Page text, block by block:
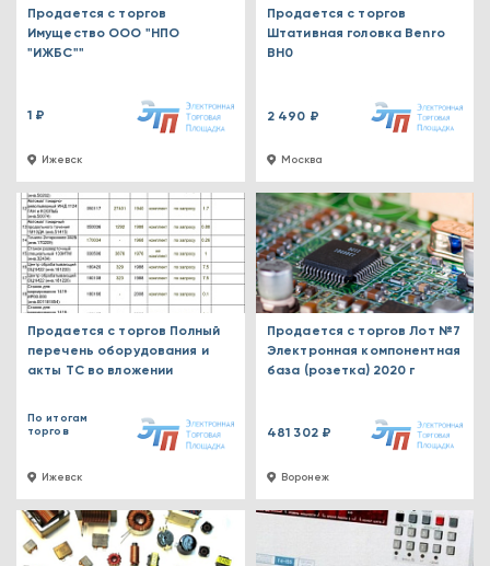
Ижевск
Продается с торгов
Имущество ООО "НПО
"ИЖБС""
1 ₽
Москва
Продается с торгов
Штативная головка Benro
BH0
2 490 ₽
Ижевск
Продается с торгов Полный
перечень оборудования и
акты ТС во вложении
По итогам
торгов
Воронеж
Продается с торгов Лот №7
Электронная компонентная
база (розетка) 2020 г
481 302 ₽